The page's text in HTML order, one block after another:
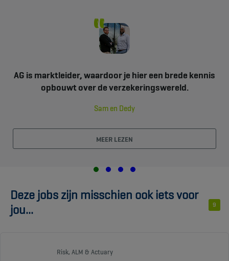
AG is marktleider, waardoor je hier een brede kennis
opbouwt over de verzekeringswereld.
Sam en Dedy
MEER LEZEN
Deze jobs zijn misschien ook iets voor
jou...
9
Risk, ALM & Actuary